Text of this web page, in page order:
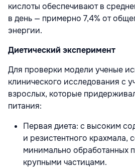
кислоты обеспечивают в
в день — примерно 7,4% от
энергии.
Диетический эксперимент
Для проверки модели ученые
клинического исследования с
взрослых, которые
питания:
Первая диета: с высоким
и резистентного крахмала,
минимально обработанных
крупными частицами.